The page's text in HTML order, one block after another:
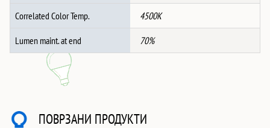
Correlated Color Temp. 4500K
Lumen maint. at end 70%
ПОВРЗАНИ ПРОДУКТИ